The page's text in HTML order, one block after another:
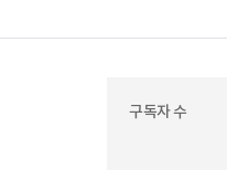
구독자 수